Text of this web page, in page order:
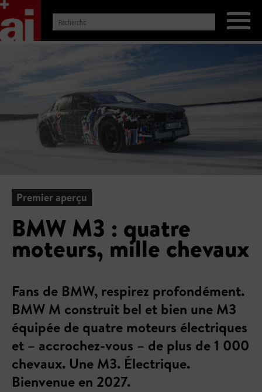
Premier aperçu
BMW M3 : quatre
moteurs, mille chevaux
Fans de BMW, respirez profondément.
BMW M construit bel et bien une M3
équipée de quatre moteurs électriques
et – accrochez-vous – de plus de 1 000
chevaux. Une M3. Électrique.
Bienvenue en 2027.